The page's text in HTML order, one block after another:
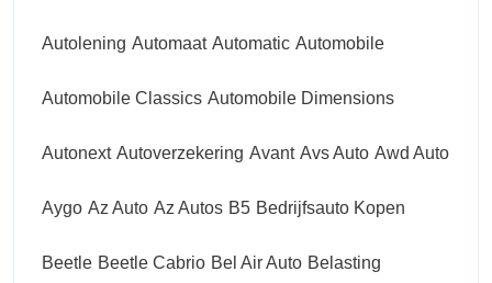
Autolening Automaat Automatic Automobile
Automobile Classics Automobile Dimensions
Autonext Autoverzekering Avant Avs Auto Awd Auto
Aygo Az Auto Az Autos B5 Bedrijfsauto Kopen
Beetle Beetle Cabrio Bel Air Auto Belasting